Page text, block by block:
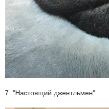
7. "Настоящий джентльмен"